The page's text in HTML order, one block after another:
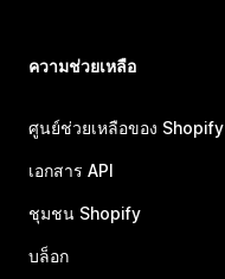
ความช่วยเหลือ
ศูนย์ช่วยเหลือของ Shopify
เอกสาร API
ชุมชน Shopify
บล็อก